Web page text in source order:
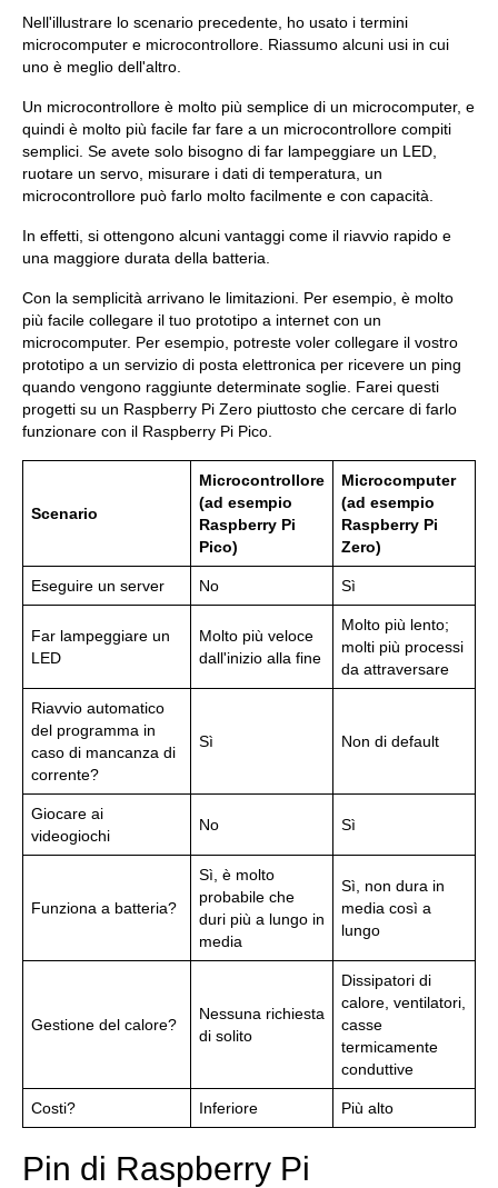
Nell'illustrare lo scenario precedente, ho usato i termini
microcomputer e microcontrollore. Riassumo alcuni usi in cui
uno è meglio dell'altro.
Un microcontrollore è molto più semplice di un microcomputer, e
quindi è molto più facile far fare a un microcontrollore compiti
semplici. Se avete solo bisogno di far lampeggiare un LED,
ruotare un servo, misurare i dati di temperatura, un
microcontrollore può farlo molto facilmente e con capacità.
In effetti, si ottengono alcuni vantaggi come il riavvio rapido e
una maggiore durata della batteria.
Con la semplicità arrivano le limitazioni. Per esempio, è molto
più facile collegare il tuo prototipo a internet con un
microcomputer. Per esempio, potreste voler collegare il vostro
prototipo a un servizio di posta elettronica per ricevere un ping
quando vengono raggiunte determinate soglie. Farei questi
progetti su un Raspberry Pi Zero piuttosto che cercare di farlo
funzionare con il Raspberry Pi Pico.
Scenario
Microcontrollore
(ad esempio
Raspberry Pi
Pico)
Microcomputer
(ad esempio
Raspberry Pi
Zero)
Eseguire un server No Sì
Far lampeggiare un
LED
Molto più veloce
dall'inizio alla fine
Molto più lento;
molti più processi
da attraversare
Riavvio automatico
del programma in
caso di mancanza di
corrente?
Sì Non di default
Giocare ai
videogiochi
No Sì
Funziona a batteria?
Sì, è molto
probabile che
duri più a lungo in
media
Sì, non dura in
media così a
lungo
Gestione del calore?
Nessuna richiesta
di solito
Dissipatori di
calore, ventilatori,
casse
termicamente
conduttive
Costi? Inferiore Più alto
Pin di Raspberry Pi